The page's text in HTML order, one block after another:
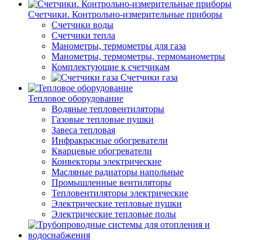
Счетчики. Контрольно-измерительные приборы
Счетчики воды
Счетчики тепла
Манометры, термометры для газа
Манометры, термометры, термоманометры
Комплектующие к счетчикам
Счетчики газа
Тепловое оборудование
Водяные тепловентиляторы
Газовые тепловые пушки
Завеса тепловая
Инфракрасные обогреватели
Кварцевые обогреватели
Конвекторы электрические
Масляные радиаторы напольные
Промышленные вентиляторы
Тепловентиляторы электрические
Электрические тепловые пушки
Электрические тепловые полы